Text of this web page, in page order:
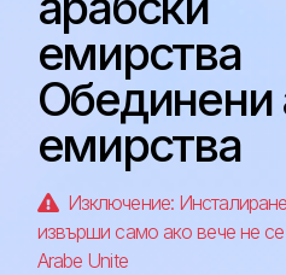
Обединени
емирства
Изключение:
извърши само ако вече не
Arabe Unite